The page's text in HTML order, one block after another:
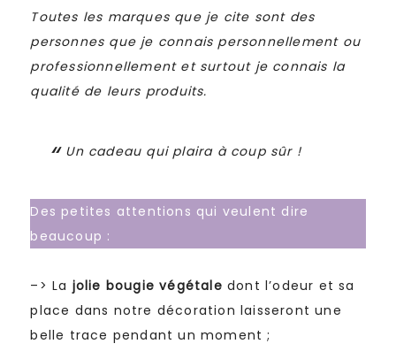
Toutes les marques que je cite sont des
personnes que je connais personnellement ou
professionnellement et surtout je connais la
qualité de leurs produits.
Un cadeau qui plaira à coup sûr !
Des petites attentions qui veulent dire
beaucoup :
–> La jolie bougie végétale dont l’odeur et sa
place dans notre décoration laisseront une
belle trace pendant un moment ;